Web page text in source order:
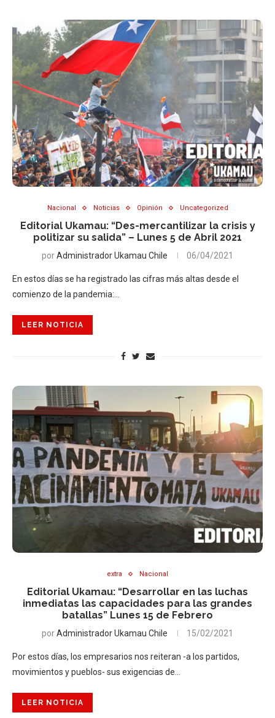
Nacional Noticias Opinión Uncategorized
Editorial Ukamau: “Des-mercantilizar la crisis y
politizar su salida” – Lunes 5 de Abril 2021
porAdministrador Ukamau Chile 06/04/2021
En estos días se ha registrado las cifras más altas desde el
comienzo de la pandemia:…
LEER NOTICIA
extra Nacional
Editorial Ukamau: “Desarrollar en las luchas
inmediatas las capacidades para las grandes
batallas” Lunes 15 de Febrero
porAdministrador Ukamau Chile 15/02/2021
Por estos días, los empresarios nos reiteran -a los partidos,
movimientos y pueblos- sus exigencias de…
LEER NOTICIA